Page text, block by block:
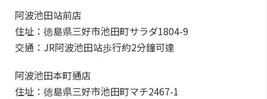
阿波池田站前店
住址：徳島県三好市池田町サラダ1804-9
交通：JR阿波池田站歩行約2分鐘可達
阿波池田本町通店
住址：徳島県三好市池田町マチ2467-1